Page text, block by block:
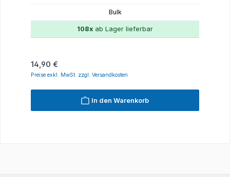
Bulk
108x ab Lager lieferbar
Regulärer Preis:
14,90 €
Preise exkl. MwSt. zzgl. Versandkosten
In den Warenkorb